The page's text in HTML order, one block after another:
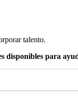
talento.
disponibles para